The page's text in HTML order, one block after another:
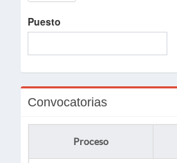
Puesto
Convocatorias
Proceso